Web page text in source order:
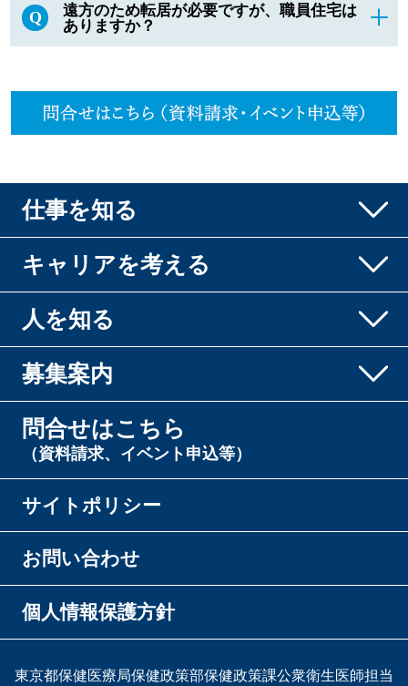
Q
遠方のため転居が必要ですが、職員住宅は
ありますか？
仕事を知る
キャリアを考える
人を知る
募集案内
問合せはこちら
（資料請求、イベント申込等）
サイトポリシー
お問い合わせ
個人情報保護方針
東京都保健医療局保健政策部保健政策課公衆衛生医師担当